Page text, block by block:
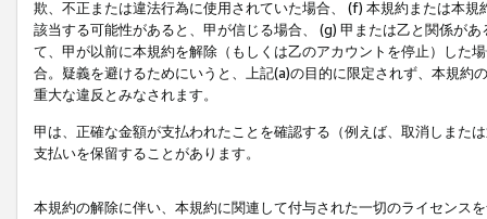
欺、不正または違法行為に使用されていた場合、 (f) 本規約または本
該当する可能性があると、甲が信じる場合、 (g) 甲または乙と関係が
て、甲が以前に本規約を解除（もしくは乙のアカウントを停止）した
合。疑義を避けるためにいうと、上記(a)の目的に限定されず、本規
重大な違反とみなされます。
甲は、正確な金額が支払われたことを確認する（例えば、取消しまた
支払いを保留することがあります。
本規約の解除に伴い、本規約に関連して付与された一切のライセンス